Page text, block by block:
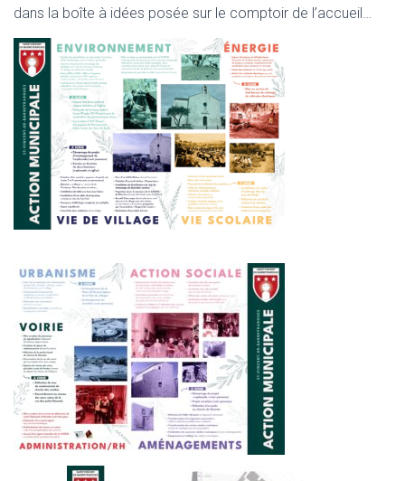
dans la boîte à idées posée sur le comptoir de l’accueil…